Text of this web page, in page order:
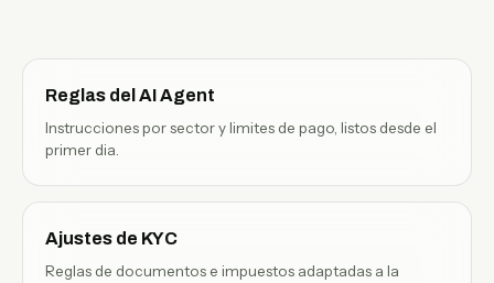
Reglas del AI Agent
Instrucciones por sector y limites de pago, listos desde el
primer dia.
Ajustes de KYC
Reglas de documentos e impuestos adaptadas a la